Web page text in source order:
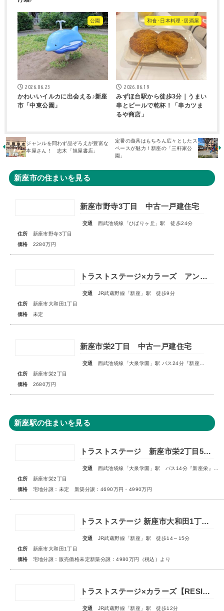
公園
2026.06.23
かわいいイルカに出会える♪新座
市「中東公園」
和食･日本料理･居酒屋
2026.06.19
みずほ台駅から徒歩3分｜うまい
串とビールで乾杯！「串カツま
るや商店」
ジャンルを問わず品ぞろえが豊富な
本屋さん！ 志木「旭屋書店」
定番の遊具はもちろん広々としたス
ペースが魅力！新座の「三軒家公
園」
新座市の住まいを見る
新座市野寺3丁目 中古一戸建住宅
交通
西武池袋線「ひばりヶ丘」駅 徒歩24分
住所
新座市野寺3丁目
価格
2280万円
トラストステージ×カラーズ アンドプラス新座市大和田1丁目21期 全3棟 ◆販売予告◆
交通
JR武蔵野線「新座」駅 徒歩9分
住所
新座市大和田1丁目
価格
未定
新座市栄2丁目 中古一戸建住宅
交通
西武池袋線「大泉学園」駅 バス24分『新座栄』停歩3分
住所
新座市栄2丁目
価格
2680万円
新座駅の住まいを見る
トラストステージ 新座市栄2丁目5期 全9区画 宅地分譲：◇販売予告◇新築分譲：◆販売開始◆
交通
西武池袋線「大泉学園」駅 バス14分『新座栄』停歩5～6分
住所
新座市栄2丁目
価格
宅地分譲：未定 新築分譲：4690万円・4990万円
トラストステージ 新座市大和田1丁目19期 全24区画◆第3期分譲 新築分譲住宅 販売開始◆◆第4期分譲 2次販売 宅地分譲 販売予告◆
交通
JR武蔵野線「新座」駅 徒歩14～15分
住所
新座市大和田1丁目
価格
宅地分譲：販売価格未定新築分譲：4980万円（税込）より
トラストステージ×カラーズ【RESIDENCE】新座市野火止6丁目53期 ★限定1棟 販売開始★
交通
JR武蔵野線「新座」駅 徒歩12分